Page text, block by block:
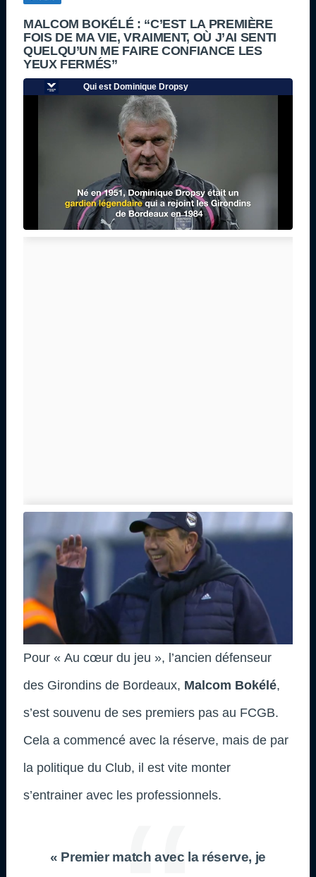
MALCOM BOKÉLÉ : “C’EST LA PREMIÈRE
FOIS DE MA VIE, VRAIMENT, OÙ J’AI SENTI
QUELQU’UN ME FAIRE CONFIANCE LES
YEUX FERMÉS”
Pour « Au cœur du jeu », l’ancien défenseur
des Girondins de Bordeaux, Malcom Bokélé,
s’est souvenu de ses premiers pas au FCGB.
Cela a commencé avec la réserve, mais de par
la politique du Club, il est vite monter
s’entrainer avec les professionnels.
« Premier match avec la réserve, je